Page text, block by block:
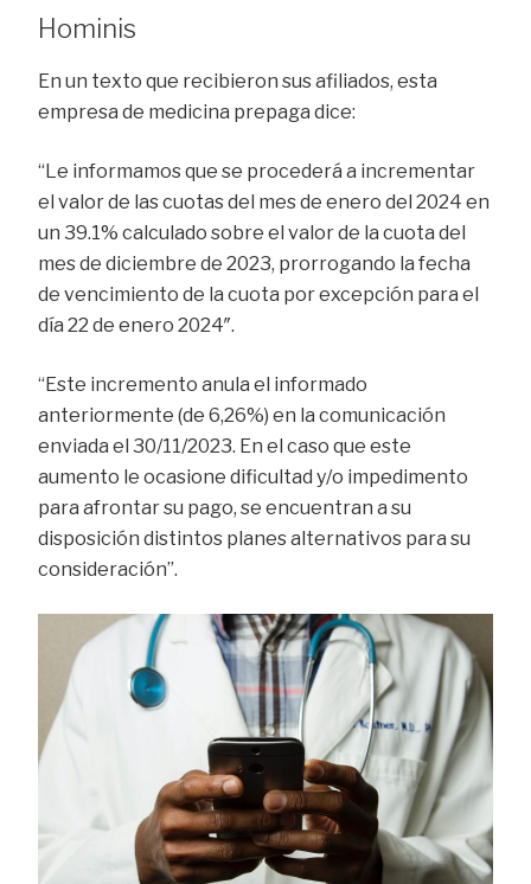
Hominis
En un texto que recibieron sus afiliados, esta
empresa de medicina prepaga dice:
“Le informamos que se procederá a incrementar
el valor de las cuotas del mes de enero del 2024 en
un 39.1% calculado sobre el valor de la cuota del
mes de diciembre de 2023, prorrogando la fecha
de vencimiento de la cuota por excepción para el
día 22 de enero 2024″.
“Este incremento anula el informado
anteriormente (de 6,26%) en la comunicación
enviada el 30/11/2023. En el caso que este
aumento le ocasione dificultad y/o impedimento
para afrontar su pago, se encuentran a su
disposición distintos planes alternativos para su
consideración”.